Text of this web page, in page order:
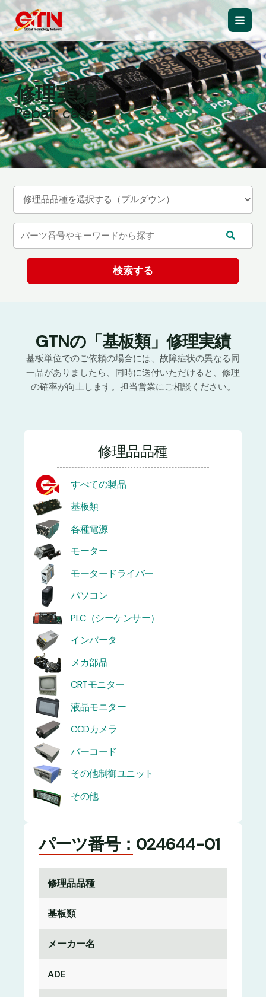
内
容
を
ス
キ
ッ
プ
Main
修理実績
Repair case
GTNの「基板類」修理実績
基板単位でのご依頼の場合には、故障症状の異なる同
一品がありましたら、同時に送付いただけると、修理
の確率が向上します。担当営業にご相談ください。
修理品品種
すべての製品
基板類
各種電源
モーター
モータードライバー
パソコン
PLC（シーケンサー）
インバータ
メカ部品
CRTモニター
液晶モニター
CCDカメラ
バーコード
その他制御ユニット
その他
パーツ番号：024644-01
修理品品種
基板類
メーカー名
ADE